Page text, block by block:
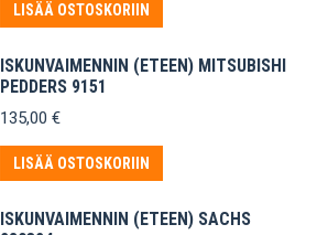
LISÄÄ OSTOSKORIIN
ISKUNVAIMENNIN (ETEEN) MITSUBISHI
PEDDERS 9151
135,00 €
LISÄÄ OSTOSKORIIN
ISKUNVAIMENNIN (ETEEN) SACHS